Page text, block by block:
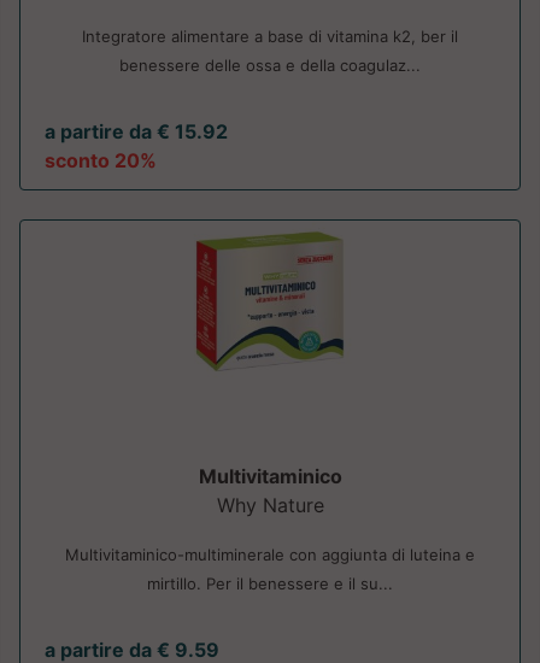
Integratore alimentare a base di vitamina k2, ber il
benessere delle ossa e della coagulaz...
a partire da € 15.92
sconto 20%
Multivitaminico
Why Nature
Multivitaminico-multiminerale con aggiunta di luteina e
mirtillo. Per il benessere e il su...
a partire da € 9.59